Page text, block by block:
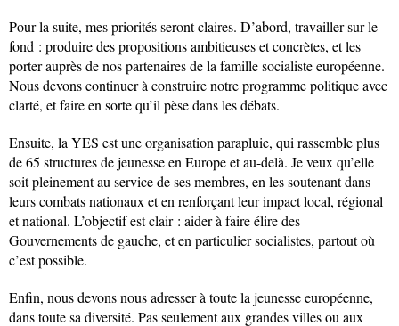
Pour la suite, mes priorités seront claires. D’abord, travailler sur le
fond : produire des propositions ambitieuses et concrètes, et les
porter auprès de nos partenaires de la famille socialiste européenne.
Nous devons continuer à construire notre programme politique avec
clarté, et faire en sorte qu’il pèse dans les débats.
Ensuite, la YES est une organisation parapluie, qui rassemble plus
de 65 structures de jeunesse en Europe et au-delà. Je veux qu’elle
soit pleinement au service de ses membres, en les soutenant dans
leurs combats nationaux et en renforçant leur impact local, régional
et national. L’objectif est clair : aider à faire élire des
Gouvernements de gauche, et en particulier socialistes, partout où
c’est possible.
Enfin, nous devons nous adresser à toute la jeunesse européenne,
dans toute sa diversité. Pas seulement aux grandes villes ou aux